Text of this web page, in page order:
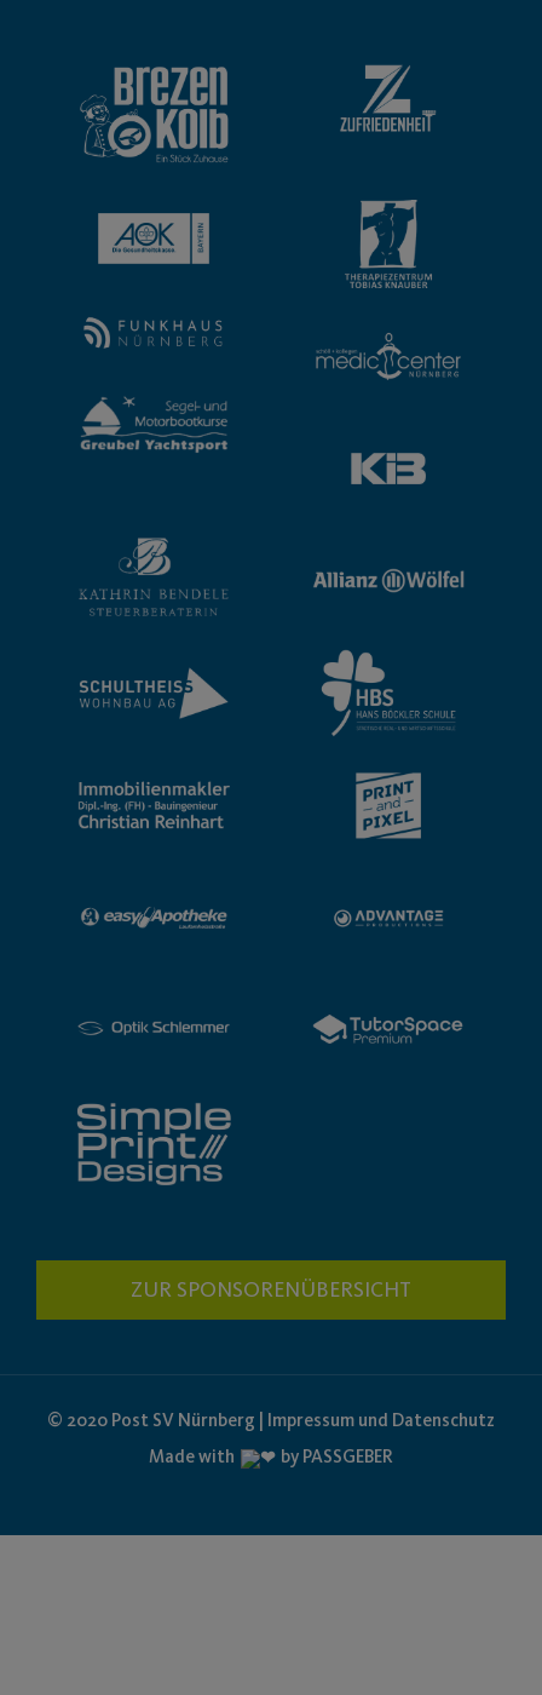
ZUR SPONSORENÜBERSICHT
© 2020 Post SV Nürnberg | Impressum und Datenschutz
Made with
by PASSGEBER